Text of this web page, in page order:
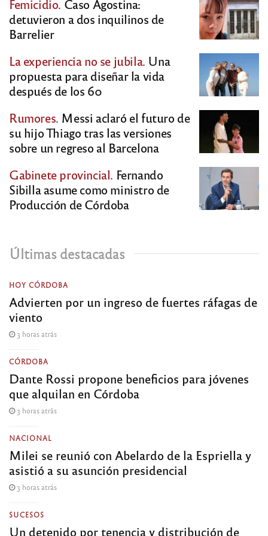
Femicidio. Caso Agostina:
detuvieron a dos inquilinos de
Barrelier
La experiencia no se jubila. Una
propuesta para diseñar la vida
después de los 60
Rumores. Messi aclaró el futuro de
su hijo Thiago tras las versiones
sobre un regreso al Barcelona
Gabinete provincial. Fernando
Sibilla asume como ministro de
Producción de Córdoba
Últimas destacadas
HOY CÓRDOBA
Advierten por un ingreso de fuertes ráfagas de
viento
3 horas atrás
CÓRDOBA
Dante Rossi propone beneficios para jóvenes
que alquilan en Córdoba
3 horas atrás
NACIONAL
Milei se reunió con Abelardo de la Espriella y
asistió a su asunción presidencial
3 horas atrás
SUCESOS
Un detenido por tenencia y distribución de